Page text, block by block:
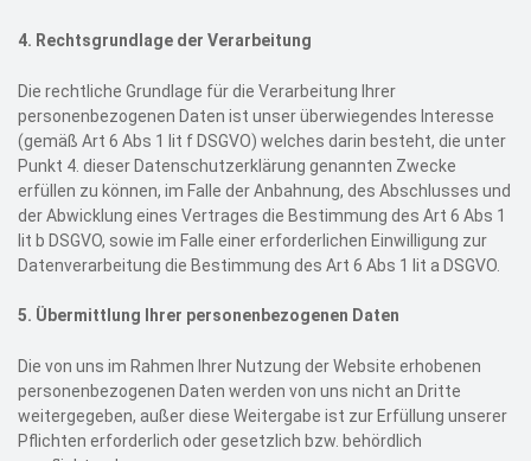
4. Rechtsgrundlage der Verarbeitung
Die rechtliche Grundlage für die Verarbeitung Ihrer
personenbezogenen Daten ist unser überwiegendes Interesse
(gemäß Art 6 Abs 1 lit f DSGVO) welches darin besteht, die unter
Punkt 4. dieser Datenschutzerklärung genannten Zwecke
erfüllen zu können, im Falle der Anbahnung, des Abschlusses und
der Abwicklung eines Vertrages die Bestimmung des Art 6 Abs 1
lit b DSGVO, sowie im Falle einer erforderlichen Einwilligung zur
Datenverarbeitung die Bestimmung des Art 6 Abs 1 lit a DSGVO.
5. Übermittlung Ihrer personenbezogenen Daten
Die von uns im Rahmen Ihrer Nutzung der Website erhobenen
personenbezogenen Daten werden von uns nicht an Dritte
weitergegeben, außer diese Weitergabe ist zur Erfüllung unserer
Pflichten erforderlich oder gesetzlich bzw. behördlich